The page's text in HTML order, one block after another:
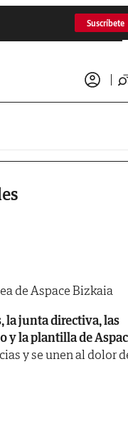
Suscríbete
de Aspace Bizkaia
la junta directiva, las
y la plantilla de
y se unen al dolor